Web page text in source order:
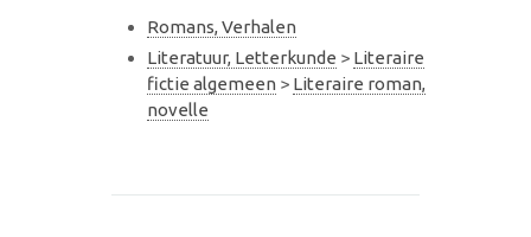
Romans, Verhalen
Literatuur, Letterkunde > Literaire
fictie algemeen > Literaire roman,
novelle